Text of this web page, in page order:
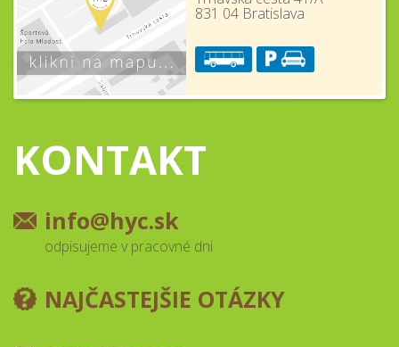
831 04 Bratislava
KONTAKT
info@hyc.sk
odpisujeme v pracovné dni
NAJČASTEJŠIE OTÁZKY